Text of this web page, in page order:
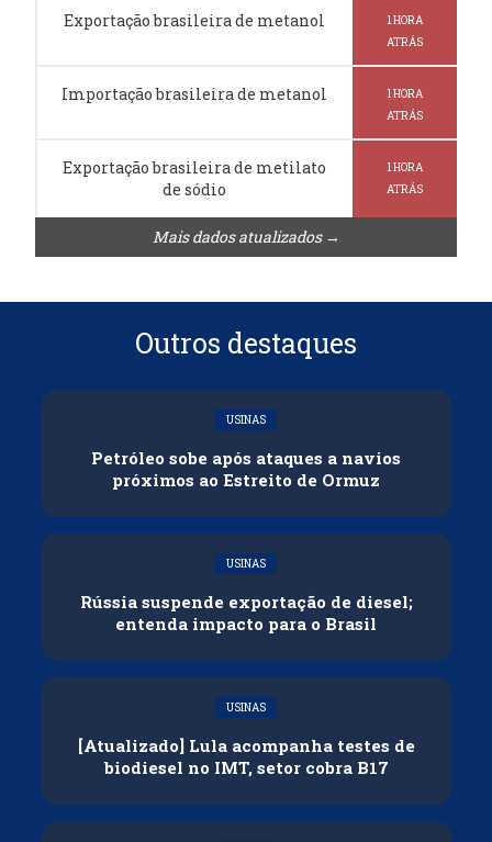
Exportação brasileira de metanol
1 HORA
ATRÁS
Importação brasileira de metanol
1 HORA
ATRÁS
Exportação brasileira de metilato
de sódio
1 HORA
ATRÁS
Mais dados atualizados →
Outros destaques
USINAS
Petróleo sobe após ataques a navios
próximos ao Estreito de Ormuz
USINAS
Rússia suspende exportação de diesel;
entenda impacto para o Brasil
USINAS
[Atualizado] Lula acompanha testes de
biodiesel no IMT, setor cobra B17